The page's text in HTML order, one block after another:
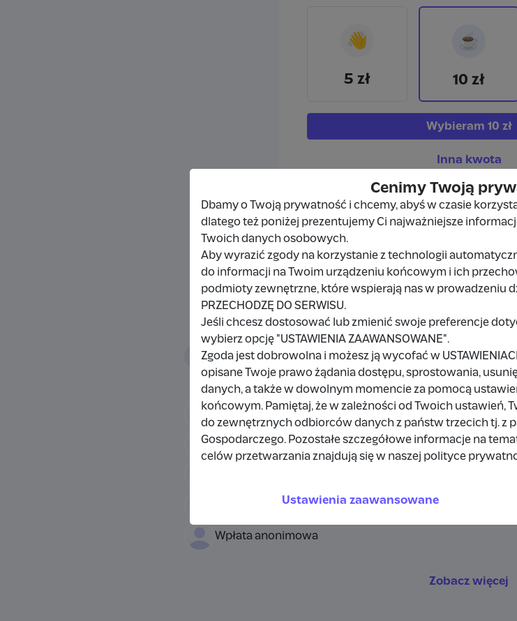
👋
5 zł
☕
10 zł
Wybieram 10 zł
Inna kwota
Udostępnij
Wpłacający/a
Wpłata anonimowa
Damianbloque Wordpress
Wpłata anonimowa
Wpłata anonimowa
Zobacz więcej
Cenimy Twoją
Dbamy o Twoją prywatność i chcemy, abyś w czasie
dlatego też poniżej prezentujemy Ci najważniejsze
Twoich danych osobowych.
Aby wyrazić zgody na korzystanie z technologii
do informacji na Twoim urządzeniu końcowym i ich
podmioty zewnętrzne, które wspierają nas w prowadzeniu
PRZECHODZĘ DO SERWISU.
Jeśli chcesz dostosować lub zmienić swoje preferencje
wybierz opcję "USTAWIENIA ZAAWANSOWANE".
Zgoda jest dobrowolna i możesz ją wycofać w
opisane Twoje prawo żądania dostępu, sprostowania,
danych, a także w dowolnym momencie za pomocą
końcowym. Pamiętaj, że w zależności od Twoich ustawień,
do zewnętrznych odbiorców danych z państw trzecich tj. z
Gospodarczego. Pozostałe szczegółowe informacje na
celów przetwarzania znajdują się w naszej polityce
Ustawienia zaawansowane